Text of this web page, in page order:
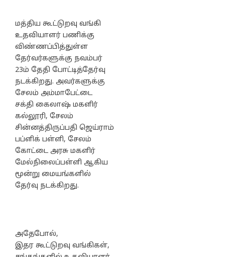
மத்திய கூட்டுறவு வங்கி
உதவியாளர் பணிக்கு
விண்ணப்பித்துள்ள
தேர்வர்களுக்கு நவம்பர்
23ம் தேதி போட்டித்தேர்வு
நடக்கிறது. அவர்களுக்கு
சேலம் அம்மாபேட்டை
சக்தி கைலாஷ் மகளிர்
கல்லூரி, சேலம்
சின்னத்திருப்பதி ஜெய்ராம்
பப்ளிக் பள்ளி, சேலம்
கோட்டை அரசு மகளிர்
மேல்நிலைப்பள்ளி ஆகிய
மூன்று மையங்களில்
தேர்வு நடக்கிறது.
அதேபோல்,
இதர கூட்டுறவு வங்கிகள்,